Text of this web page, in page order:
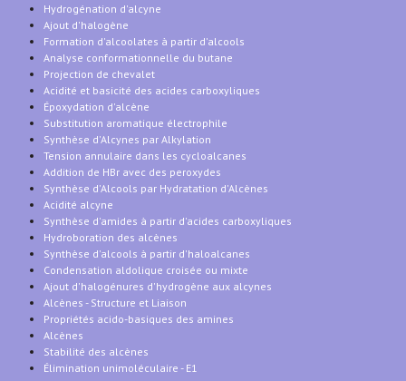
Hydrogénation d'alcyne
Ajout d'halogène
Formation d'alcoolates à partir d'alcools
Analyse conformationnelle du butane
Projection de chevalet
Acidité et basicité des acides carboxyliques
Époxydation d'alcène
Substitution aromatique électrophile
Synthèse d'Alcynes par Alkylation
Tension annulaire dans les cycloalcanes
Addition de HBr avec des peroxydes
Synthèse d'Alcools par Hydratation d'Alcènes
Acidité alcyne
Synthèse d'amides à partir d'acides carboxyliques
Hydroboration des alcènes
Synthèse d'alcools à partir d'haloalcanes
Condensation aldolique croisée ou mixte
Ajout d'halogénures d'hydrogène aux alcynes
Alcènes - Structure et Liaison
Propriétés acido-basiques des amines
Alcènes
Stabilité des alcènes
Élimination unimoléculaire - E1